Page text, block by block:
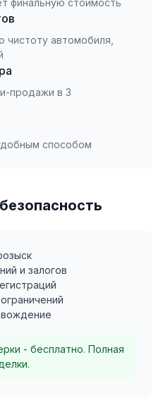
финальную стоимость
автомобиля,
продажи в 3
способом
и залогов
- бесплатно. Полная